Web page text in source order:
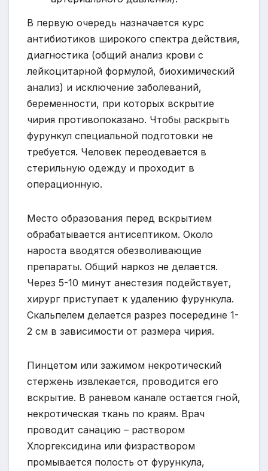
В первую очередь назначается курс
антибиотиков широкого спектра действия,
диагностика (общий анализ крови с
лейкоцитарной формулой, биохимический
анализ) и исключение заболеваний,
беременности, при которых вскрытие
чирия противопоказано. Чтобы раскрыть
фурункул специальной подготовки не
требуется. Человек переодевается в
стерильную одежду и проходит в
операционную.
Место образования перед вскрытием
обрабатывается антисептиком. Около
нароста вводятся обезволивающие
препараты. Общий наркоз не делается.
Через 5-10 минут анестезия подействует,
хирург приступает к удалению фурункула.
Скальпелем делается разрез посередине 1-
2 см в зависимости от размера чирия.
Пинцетом или зажимом некротический
стержень извлекается, проводится его
вскрытие. В раневом канале остается гной,
некротическая ткань по краям. Врач
проводит санацию – раствором
Хлоргексидина или физраствором
промывается полость от фурункула,